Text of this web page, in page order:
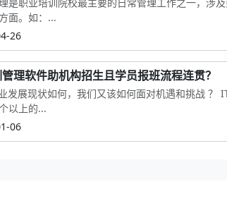
面。如：...
26
理软件助机构招生且学员报班流程连贯？
发展现状如何，我们又该如何面对机遇和挑战 ？
以上的...
06